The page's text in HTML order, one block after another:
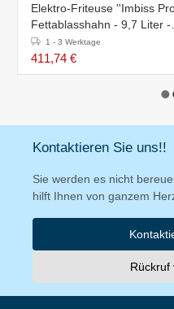
Elektro-Friteuse ''Imbiss
Fettablasshahn - 9,7 Liter -
410x500x(h)380mm
1 - 3 Werktage
411,74 €
Kontaktieren Sie uns!!
Sie werden es nicht
hilft Ihnen von ganzem
Rückruf